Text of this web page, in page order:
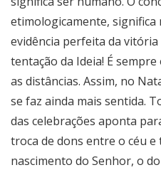
etimologicamente, significa
evidência perfeita da vitória
tentação da Ideia! É
as distâncias. Assim, no
se faz ainda mais sentida.
das celebrações aponta
troca de dons entre o céu
nascimento do Senhor, o